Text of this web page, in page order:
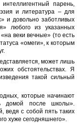
парень,
и литература – для
и довольно заботливых
любого из указанных
веки вечные» (то есть
«омеги», к которым
может лишь
обстоятельствах. Я
такой сильный
которые начинают
домой после школы».
ведя с собой пять таких
хуже сегодняшнего».